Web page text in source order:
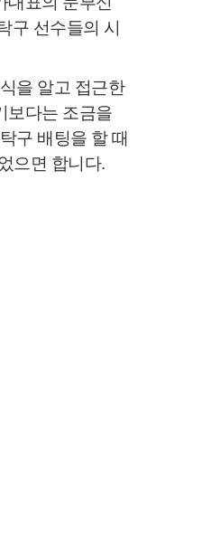
구 선수들의 시
을 알고 접근한
보다는 조금을
구 배팅을 할 때
으면 합니다.